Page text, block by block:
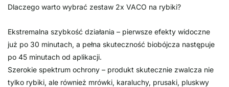
Dlaczego warto wybrać zestaw 2x VACO na rybiki?
Ekstremalna szybkość działania – pierwsze efekty widoczne
już po 30 minutach, a pełna skuteczność biobójcza następuje
po 45 minutach od aplikacji.
Szerokie spektrum ochrony – produkt skutecznie zwalcza nie
tylko rybiki, ale również mrówki, karaluchy, prusaki, pluskwy